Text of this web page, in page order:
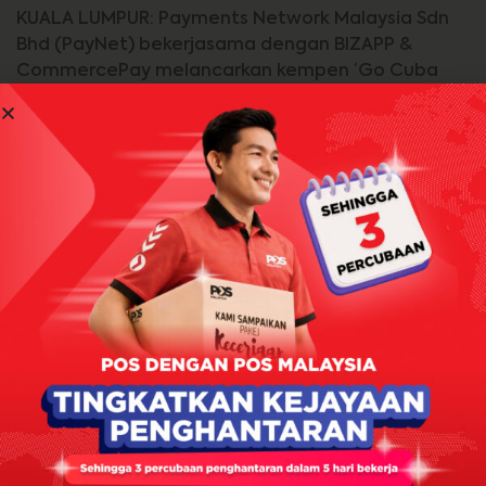
KUALA LUMPUR: Payments Network Malaysia Sdn
Bhd (PayNet) bekerjasama dengan BIZAPP &
CommercePay melancarkan kempen ‘Go Cuba
Bizappay with FPX’, inisiatif transformatif yang
direka untuk
Jom Baca Lagi >